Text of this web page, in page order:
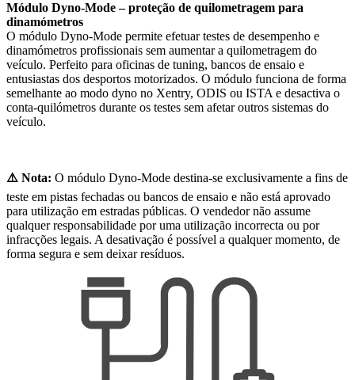
Módulo Dyno-Mode – proteção de quilometragem para
dinamómetros
O módulo Dyno-Mode permite efetuar testes de desempenho e
dinamómetros profissionais sem aumentar a quilometragem do
veículo. Perfeito para oficinas de tuning, bancos de ensaio e
entusiastas dos desportos motorizados. O módulo funciona de forma
semelhante ao modo dyno no Xentry, ODIS ou ISTA e desactiva o
conta-quilómetros durante os testes sem afetar outros sistemas do
veículo.
⚠️ Nota: O módulo Dyno-Mode destina-se exclusivamente a fins de
teste em pistas fechadas ou bancos de ensaio e não está aprovado
para utilização em estradas públicas. O vendedor não assume
qualquer responsabilidade por uma utilização incorrecta ou por
infracções legais. A desativação é possível a qualquer momento, de
forma segura e sem deixar resíduos.